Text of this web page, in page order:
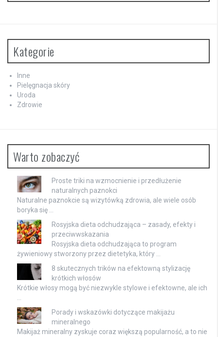
Kategorie
Inne
Pielęgnacja skóry
Uroda
Zdrowie
Warto zobaczyć
Proste triki na wzmocnienie i przedłużenie
naturalnych paznokci
Naturalne paznokcie są wizytówką zdrowia, ale wiele osób
boryka się …
Rosyjska dieta odchudzająca – zasady, efekty i
przeciwwskazania
Rosyjska dieta odchudzająca to program
żywieniowy stworzony przez dietetyka, który …
8 skutecznych trików na efektowną stylizację
krótkich włosów
Krótkie włosy mogą być niezwykle stylowe i efektowne, ale ich
…
Porady i wskazówki dotyczące makijażu
mineralnego
Makijaż mineralny zyskuje coraz większą popularność, a to nie